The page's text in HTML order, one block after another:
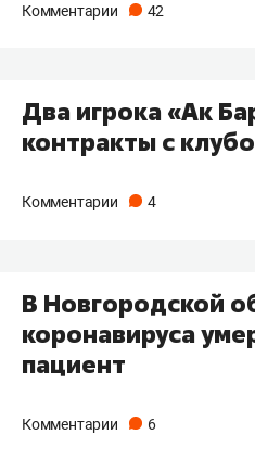
Комментарии 42
Два игрока «Ак
контракты с
Комментарии 4
В Новгородской
коронавируса
пациент
Комментарии 6